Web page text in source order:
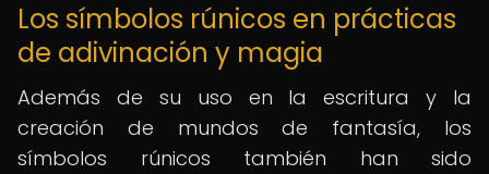
Los símbolos rúnicos en prácticas
de adivinación y magia
Además de su uso en la escritura y la
creación de mundos de fantasía, los
símbolos rúnicos también han sido